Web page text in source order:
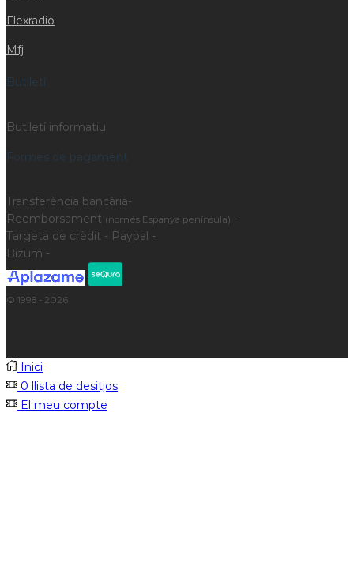
Flexradio
Mfj
Butlletí
Butlletí informatiu
Formes de pagament
Transferència bancària-
Reemborsament (només Espanya península) -
Targeta de crèdit - Paypal -
Bizum -
© 1998 - 2026
Inici
0 llista de desitjos
El meu compte